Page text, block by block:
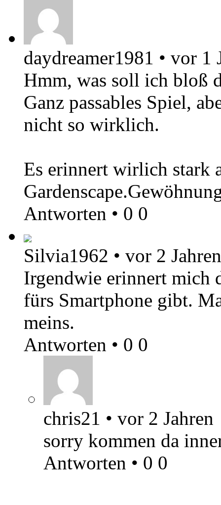
daydreamer1981 • vor 1
Hmm, was soll ich bloß
Ganz passables Spiel,
nicht so wirklich.
Es erinnert wirlich stark
Antworten • 0 0
Silvia1962 • vor 2 Jahren
Irgendwie erinnert mich
fürs Smartphone gibt.
meins.
Antworten • 0 0
chris21 • vor 2 Jahren
sorry kommen da
Antworten • 0 0